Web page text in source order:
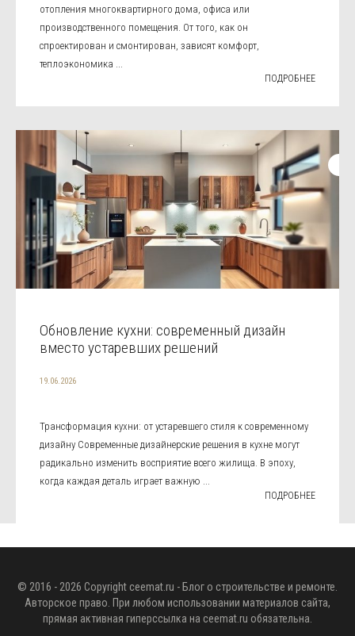
отопления многоквартирного дома, офиса или
производственного помещения. От того, как он
спроектирован и смонтирован, зависят комфорт,
теплоэкономика ...
ПОДРОБНЕЕ
Обновление кухни: современный дизайн
вместо устаревших решений
19.06.2026
Трансформация кухни: от устаревшего стиля к современному
дизайну Современные дизайнерские решения в кухне могут
радикально изменить восприятие всего жилища. В эпоху,
когда каждая деталь играет важную ...
ПОДРОБНЕЕ
© 2016 - 2026 Copyright ceemat.ru - Блог о строительстве и ремонте.
Авторское право. При любом использовании материалов сайта,
прямая активная гиперссылка на ceemat.ru обязательна.